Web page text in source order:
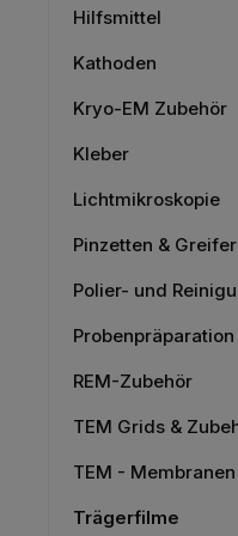
Hilfsmittel
Kathoden
Kryo-EM Zubehör
Kleber
Lichtmikroskopie
Pinzetten & Greifer
Polier- und
Probenpräparation
REM-Zubehör
TEM Grids &
TEM - Membranen
Trägerfilme